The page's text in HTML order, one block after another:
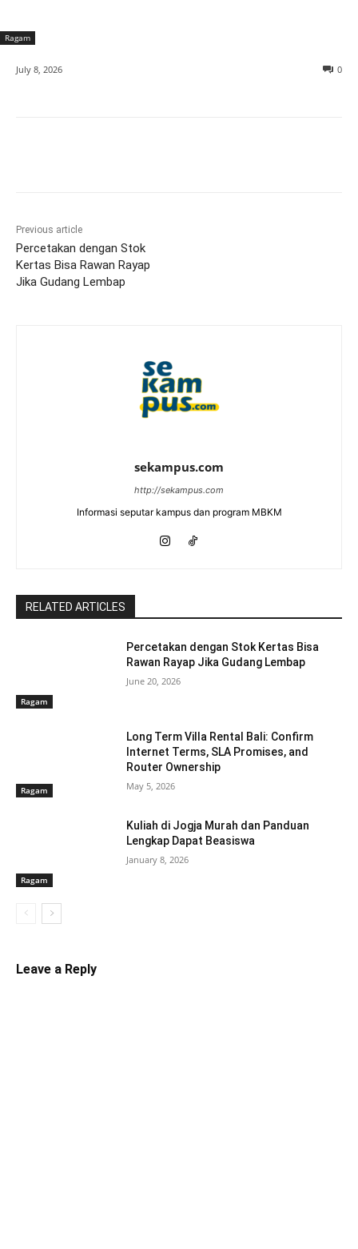
Ragam
0
July 8, 2026
Previous article
Percetakan dengan Stok
Kertas Bisa Rawan Rayap
Jika Gudang Lembap
sekampus.com
http://sekampus.com
Informasi seputar kampus dan program MBKM
RELATED ARTICLES
Ragam
Percetakan dengan Stok Kertas Bisa
Rawan Rayap Jika Gudang Lembap
June 20, 2026
Ragam
Long Term Villa Rental Bali: Confirm
Internet Terms, SLA Promises, and
Router Ownership
May 5, 2026
Ragam
Kuliah di Jogja Murah dan Panduan
Lengkap Dapat Beasiswa
January 8, 2026
Leave a Reply